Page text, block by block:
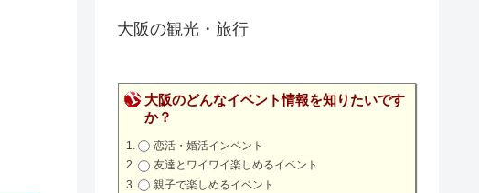
大阪の観光・旅行
大阪のどんなイベント情報を知りたいです
か？
恋活・婚活インベント
友達とワイワイ楽しめるイベント
親子で楽しめるイベント